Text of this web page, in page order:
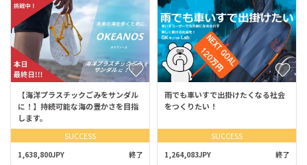
【海洋プラスチックごみをサンダル
に！】持続可能な海の豊かさを目指
します。
SUCCESS
1,638,800JPY 終了
雨でも車いすで出掛けたくなる社会
をつくりたい！
SUCCESS
1,264,083JPY 終了